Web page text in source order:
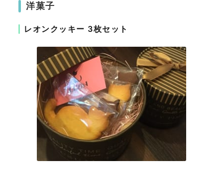
洋菓子
レオンクッキー 3枚セット